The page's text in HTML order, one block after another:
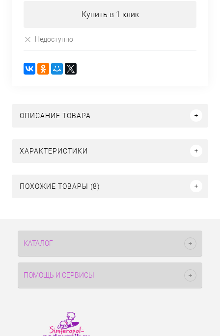
Купить в 1 клик
Недоступно
ОПИСАНИЕ ТОВАРА
ХАРАКТЕРИСТИКИ
ПОХОЖИЕ ТОВАРЫ (8)
КАТАЛОГ
ПОМОЩЬ И СЕРВИСЫ